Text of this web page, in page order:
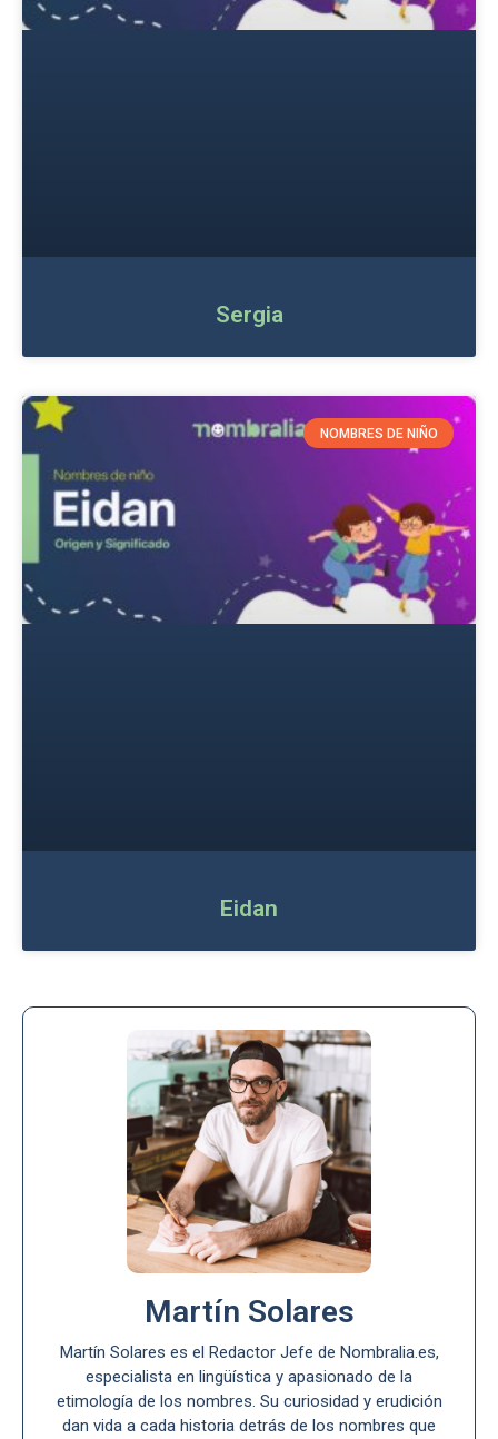
Sergia
NOMBRES DE NIÑO
Eidan
Martín Solares
Martín Solares es el Redactor Jefe de Nombralia.es,
especialista en lingüística y apasionado de la
etimología de los nombres. Su curiosidad y erudición
dan vida a cada historia detrás de los nombres que